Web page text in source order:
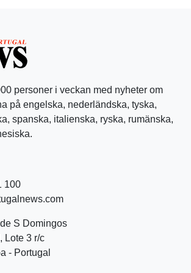
personer i veckan med nyheter om
på engelska, nederländska, tyska,
spanska, italienska, ryska, rumänska,
100
S Domingos
Lote 3 r/c
- Portugal